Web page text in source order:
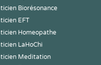
Biorésonance
EFT
Homeopathe
LaHoChi
Meditation